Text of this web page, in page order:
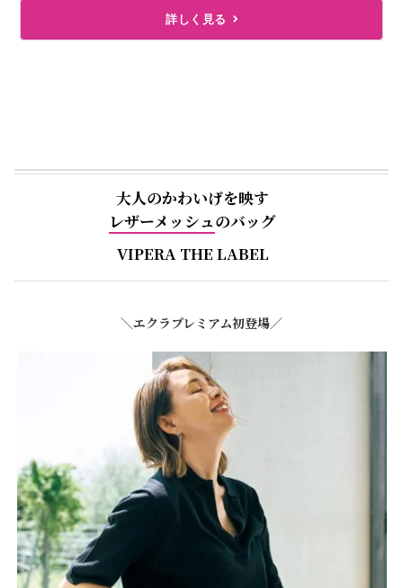
詳しく見る
大人のかわいげを映す
レザーメッシュのバッグ
VIPERA THE LABEL
＼エクラプレミアム初登場／